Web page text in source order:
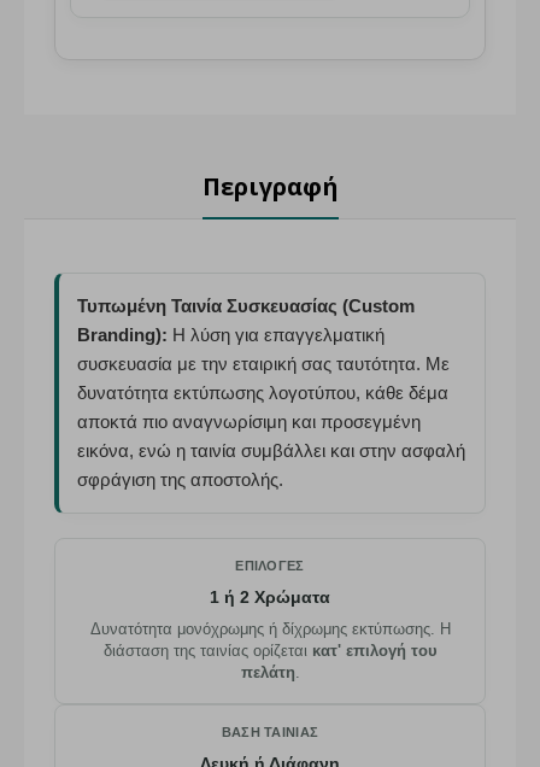
Περιγραφή
Τυπωμένη Ταινία Συσκευασίας (Custom
Branding): Η λύση για επαγγελματική
συσκευασία με την εταιρική σας ταυτότητα. Με
δυνατότητα εκτύπωσης λογοτύπου, κάθε δέμα
αποκτά πιο αναγνωρίσιμη και προσεγμένη
εικόνα, ενώ η ταινία συμβάλλει και στην ασφαλή
σφράγιση της αποστολής.
ΕΠΙΛΟΓΈΣ
1 ή 2 Χρώματα
Δυνατότητα μονόχρωμης ή δίχρωμης εκτύπωσης. Η
διάσταση της ταινίας ορίζεται κατ' επιλογή του
πελάτη.
ΒΆΣΗ ΤΑΙΝΊΑΣ